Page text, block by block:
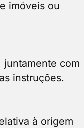
imóveis ou
juntamente com
instruções.
à origem